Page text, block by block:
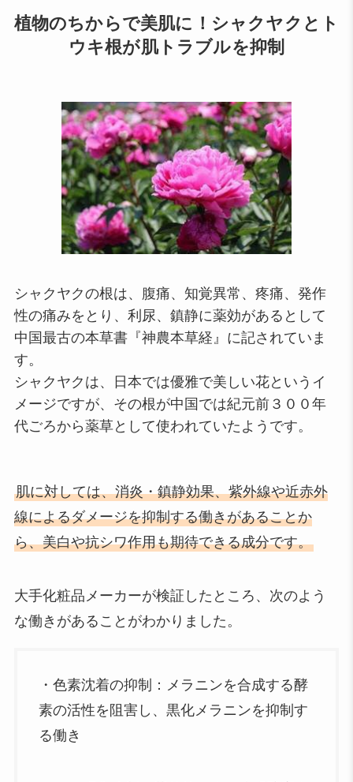
植物のちからで美肌に！シャクヤクとト
ウキ根が肌トラブルを抑制
シャクヤクの根は、腹痛、知覚異常、疼痛、発作
性の痛みをとり、利尿、鎮静に薬効があるとして
中国最古の本草書『神農本草経』に記されていま
す。
シャクヤクは、日本では優雅で美しい花というイ
メージですが、その根が中国では紀元前３００年
代ごろから薬草として使われていたようです。
肌に対しては、消炎・鎮静効果、紫外線や近赤外
線によるダメージを抑制する働きがあることか
ら、美白や抗シワ作用も期待できる成分です。
大手化粧品メーカーが検証したところ、次のよう
な働きがあることがわかりました。
・色素沈着の抑制：メラニンを合成する酵
素の活性を阻害し、黒化メラニンを抑制す
る働き